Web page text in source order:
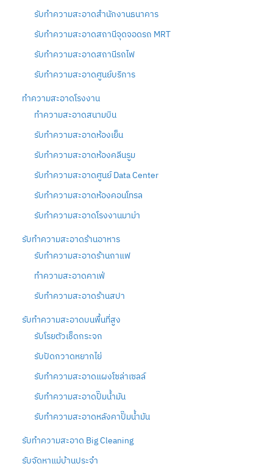
รับทำความสะอาดสำนักงานธนาคาร
รับทำความสะอาดสถานีจุดจอดรถ MRT
รับทำความสะอาดสถานีรถไฟ
รับทำความสะอาดศูนย์บริการ
ทำความสะอาดโรงงาน
ทำความสะอาดสนามบิน
รับทำความสะอาดห้องเย็น
รับทำความสะอาดห้องคลีนรูม
รับทำความสะอาดศูนย์ Data Center
รับทำความสะอาดห้องคอนโทรล
รับทำความสะอาดโรงงานมาม่า
รับทำความสะอาดร้านอาหาร
รับทำความสะอาดร้านกาแฟ
ทำความสะอาดคาเฟ่
รับทำความสะอาดร้านสปา
รับทำความสะอาดบนพื้นที่สูง
รับโรยตัวเช็ดกระจก
รับปัดกวาดหยากไย่
รับทำความสะอาดแผงโซล่าเซลล์
รับทำความสะอาดปั๊มน้ำมัน
รับทำความสะอาดหลังคาปั๊มน้ำมัน
รับทำความสะอาด Big Cleaning
รับจัดหาแม่บ้านประจำ